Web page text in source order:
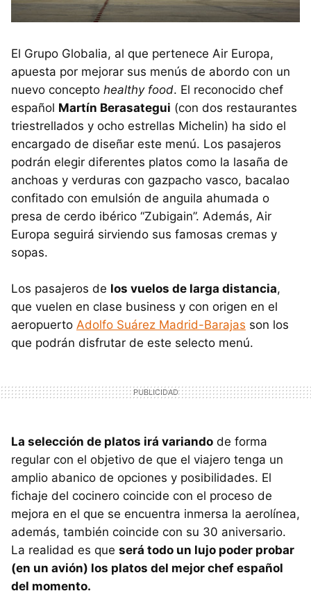
El Grupo Globalia, al que pertenece Air Europa,
apuesta por mejorar sus menús de abordo con un
nuevo concepto healthy food. El reconocido chef
español Martín Berasategui (con dos restaurantes
triestrellados y ocho estrellas Michelin) ha sido el
encargado de diseñar este menú. Los pasajeros
podrán elegir diferentes platos como la lasaña de
anchoas y verduras con gazpacho vasco, bacalao
confitado con emulsión de anguila ahumada o
presa de cerdo ibérico “Zubigain”. Además, Air
Europa seguirá sirviendo sus famosas cremas y
sopas.
Los pasajeros de los vuelos de larga distancia,
que vuelen en clase business y con origen en el
aeropuerto Adolfo Suárez Madrid-Barajas son los
que podrán disfrutar de este selecto menú.
La selección de platos irá variando de forma
regular con el objetivo de que el viajero tenga un
amplio abanico de opciones y posibilidades. El
fichaje del cocinero coincide con el proceso de
mejora en el que se encuentra inmersa la aerolínea,
además, también coincide con su 30 aniversario.
La realidad es que será todo un lujo poder probar
(en un avión) los platos del mejor chef español
del momento.